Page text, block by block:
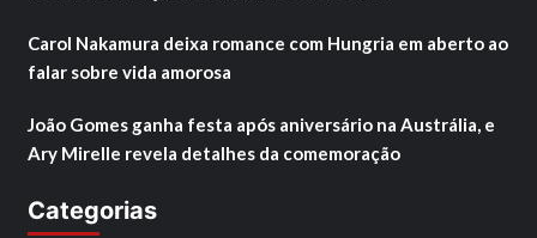
Carol Nakamura deixa romance com Hungria em aberto ao
falar sobre vida amorosa
João Gomes ganha festa após aniversário na Austrália, e
Ary Mirelle revela detalhes da comemoração
Categorias